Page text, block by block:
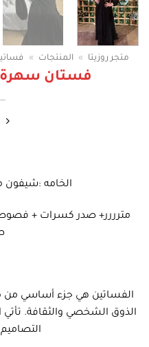
متجر روزيتا » المنتجات »
فستان سهرة
الخامه :شيفون
مترررر+ صدر كسرات +
الفساتين هي جزء أساسي من
الذوق الشخصي والثقافة.